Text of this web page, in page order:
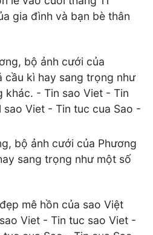
gia đình và bạn bè thân
bộ ảnh cưới của Phương
sang trọng như một số